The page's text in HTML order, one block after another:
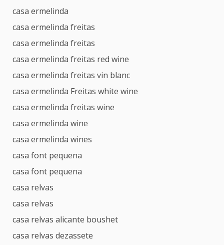
casa ermelinda
casa ermelinda freitas
casa ermelinda freitas
casa ermelinda freitas red wine
casa ermelinda freitas vin blanc
casa ermelinda Freitas white wine
casa ermelinda freitas wine
casa ermelinda wine
casa ermelinda wines
casa font pequena
casa font pequena
casa relvas
casa relvas
casa relvas alicante boushet
casa relvas dezassete